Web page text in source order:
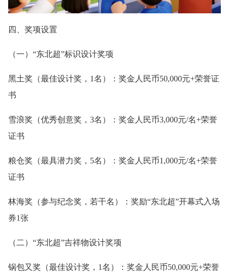
四、奖项设置
（一）“东北超”标识设计奖项
黑土奖（最佳设计奖，1名）：奖金人民币50,000元+荣誉证
书
雪浪奖（优秀创意奖，3名）：奖金人民币3,000元/名+荣誉
证书
粮仓奖（最具潜力奖，5名）：奖金人民币1,000元/名+荣誉
证书
林海奖（参与纪念奖，若干名）：奖励“东北超”开幕式入场
券1张
（二）“东北超”吉祥物设计奖项
锅包又奖（最佳设计奖，1名）：奖金人民币50,000元+荣誉